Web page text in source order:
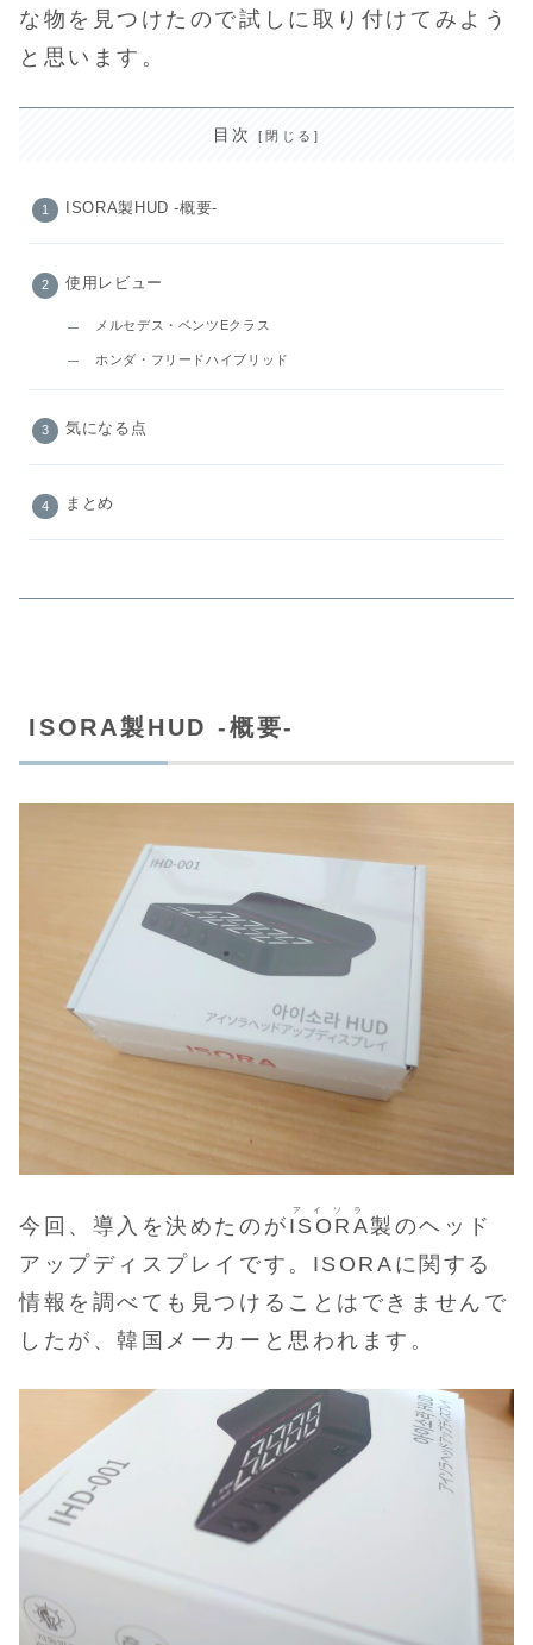
な物を見つけたので試しに取り付けてみよう
と思います。
目次
ISORA製HUD -概要-
使用レビュー
メルセデス・ベンツEクラス
ホンダ・フリードハイブリッド
気になる点
まとめ
ISORA製HUD -概要-
今回、導入を決めたのが ISORA
アイソラ
製のヘッド
アップディスプレイです。ISORAに関する
情報を調べても見つけることはできませんで
したが、韓国メーカーと思われます。